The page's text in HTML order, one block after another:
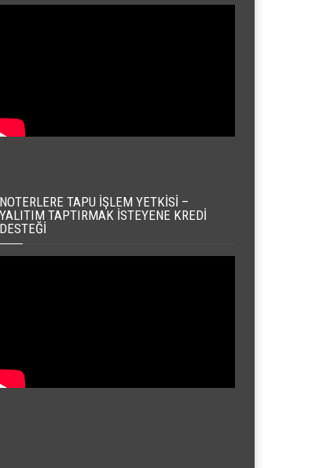
NOTERLERE TAPU İŞLEM YETKISI –
YALITIM TAPTIRMAK İSTEYENE KREDI
DESTEĞI